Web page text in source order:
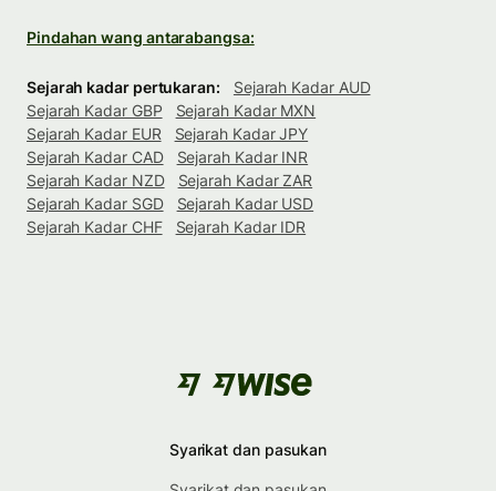
Pindahan wang antarabangsa:
Sejarah kadar pertukaran:
Sejarah Kadar AUD
Sejarah Kadar GBP
Sejarah Kadar MXN
Sejarah Kadar EUR
Sejarah Kadar JPY
Sejarah Kadar CAD
Sejarah Kadar INR
Sejarah Kadar NZD
Sejarah Kadar ZAR
Sejarah Kadar SGD
Sejarah Kadar USD
Sejarah Kadar CHF
Sejarah Kadar IDR
Syarikat dan pasukan